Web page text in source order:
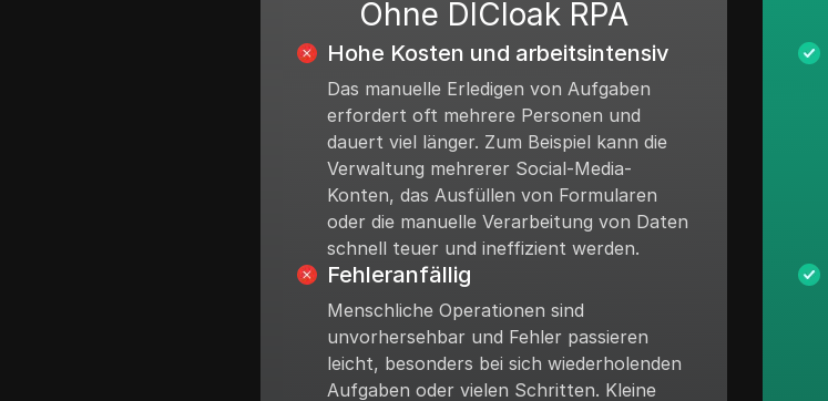
Ohne DICloak RPA
Hohe Kosten und arbeitsintensiv
Das manuelle Erledigen von Aufgaben
erfordert oft mehrere Personen und
dauert viel länger. Zum Beispiel kann die
Verwaltung mehrerer Social-Media-
Konten, das Ausfüllen von Formularen
oder die manuelle Verarbeitung von Daten
schnell teuer und ineffizient werden.
Fehleranfällig
Menschliche Operationen sind
unvorhersehbar und Fehler passieren
leicht, besonders bei sich wiederholenden
Aufgaben oder vielen Schritten. Kleine